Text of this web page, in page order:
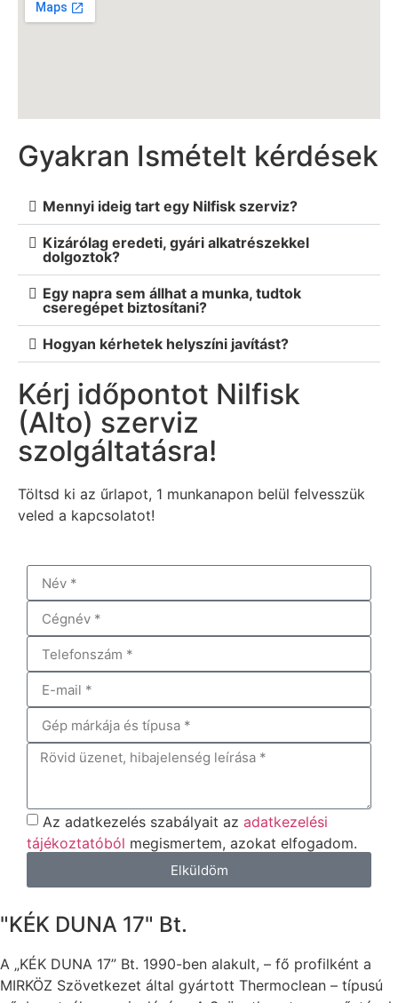
Gyakran Ismételt kérdések
Mennyi ideig tart egy Nilfisk szerviz?
Kizárólag eredeti, gyári alkatrészekkel
dolgoztok?
Egy napra sem állhat a munka, tudtok
cseregépet biztosítani?
Hogyan kérhetek helyszíni javítást?
Kérj időpontot Nilfisk
(Alto) szerviz
szolgáltatásra!
Töltsd ki az űrlapot, 1 munkanapon belül felvesszük
veled a kapcsolatot!
Az adatkezelés szabályait az adatkezelési
tájékoztatóból megismertem, azokat elfogadom.
Elküldöm
"KÉK DUNA 17" Bt.
A „KÉK DUNA 17” Bt. 1990-ben alakult, – fő profilként a
MIRKÖZ Szövetkezet által gyártott Thermoclean – típusú